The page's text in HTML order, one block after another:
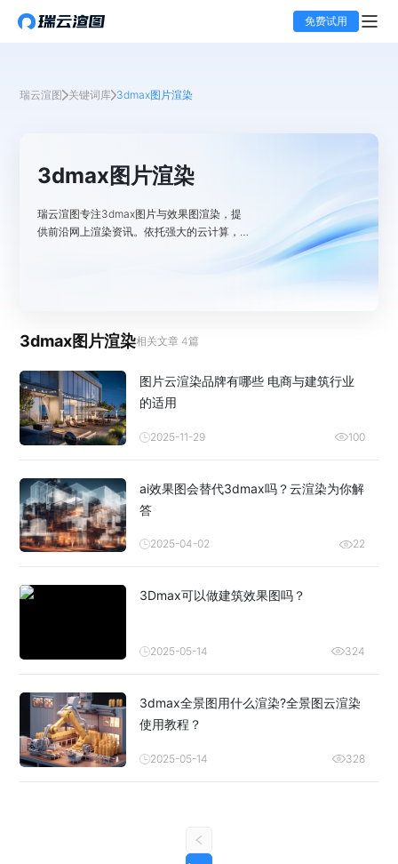
免费试用
瑞云渲图 关键词库 3dmax图片渲染
3dmax图片渲染
瑞云渲图专注3dmax图片与效果图渲染，提
供前沿网上渲染资讯。依托强大的云计算，具
3dmax图片渲染相关文章 4篇
图片云渲染品牌有哪些 电商与建筑行业
的适用
2025-11-29 100
ai效果图会替代3dmax吗？云渲染为你解
答
2025-04-02 22
3Dmax可以做建筑效果图吗？
2025-05-14 324
3dmax全景图用什么渲染?全景图云渲染
使用教程？
2025-05-14 328